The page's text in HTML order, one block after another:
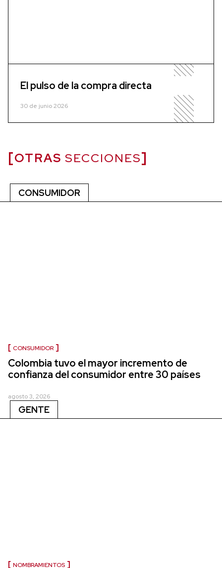
El pulso de la compra directa
30 de junio 2026
OTRAS SECCIONES
CONSUMIDOR
CONSUMIDOR
Colombia tuvo el mayor incremento de
confianza del consumidor entre 30 países
agosto 3, 2026
GENTE
NOMBRAMIENTOS